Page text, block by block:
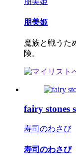
朋美姫
魔族と戦うた
険。
fairy stones
寿司のわさび
寿司のわさび